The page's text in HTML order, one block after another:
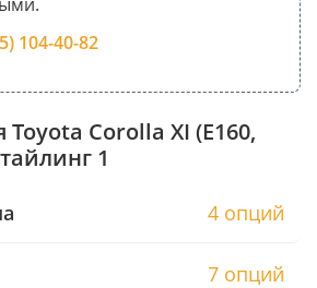
104-40-82
Corolla XI (E160,
1
4 опций
7 опций